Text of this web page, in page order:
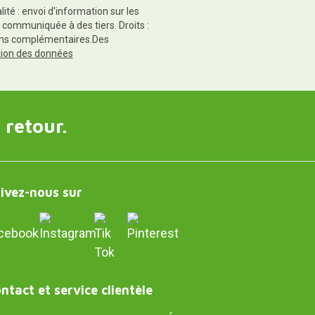
: envoi d'information sur les
à des tiers. Droits :
complémentaires.Des
des données
retour.
nous sur
et service clientèle